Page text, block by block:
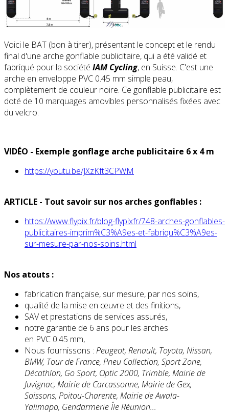
Voici le BAT (bon à tirer), présentant le concept et le rendu
final d'une arche gonflable publicitaire, qui a été validé et
fabriqué pour la société IAM Cycling, en Suisse. C'est une
arche en enveloppe PVC 0.45 mm simple peau,
complètement de couleur noire. Ce gonflable publicitaire est
doté de 10 marquages amovibles personnalisés fixées avec
du velcro.
VIDÉO - Exemple gonflage arche publicitaire 6 x 4 m :
https://youtu.be/JXzKft3CPWM
ARTICLE - Tout savoir sur nos arches gonflables :
https://www.flypix.fr/blog-flypixfr/748-arches-gonflables-
publicitaires-imprim%C3%A9es-et-fabriqu%C3%A9es-
sur-mesure-par-nos-soins.html
Nos atouts :
fabrication française, sur mesure, par nos soins,
qualité de la mise en œuvre et des finitions,
SAV et prestations de services assurés,
notre garantie de 6 ans pour les arches
en PVC 0.45 mm,
Nous fournissons : Peugeot, Renault, Toyota, Nissan,
BMW, Tour de France, Pneu Collection, Sport Zone,
Décathlon, Go Sport, Optic2000, Trimble, Mairie de
Juvignac, Mairie de Carcassonne, Mairie de Gex,
Soissons, Poitou-Charente, Mairie de Awala-
Yalimapo, Gendarmerie Île Réunion...